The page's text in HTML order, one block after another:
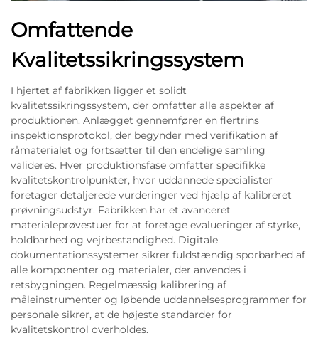
Omfattende
Kvalitetssikringssystem
I hjertet af fabrikken ligger et solidt
kvalitetssikringssystem, der omfatter alle aspekter af
produktionen. Anlægget gennemfører en flertrins
inspektionsprotokol, der begynder med verifikation af
råmaterialet og fortsætter til den endelige samling
valideres. Hver produktionsfase omfatter specifikke
kvalitetskontrolpunkter, hvor uddannede specialister
foretager detaljerede vurderinger ved hjælp af kalibreret
prøvningsudstyr. Fabrikken har et avanceret
materialeprøvestuer for at foretage evalueringer af styrke,
holdbarhed og vejrbestandighed. Digitale
dokumentationssystemer sikrer fuldstændig sporbarhed af
alle komponenter og materialer, der anvendes i
retsbygningen. Regelmæssig kalibrering af
måleinstrumenter og løbende uddannelsesprogrammer for
personale sikrer, at de højeste standarder for
kvalitetskontrol overholdes.